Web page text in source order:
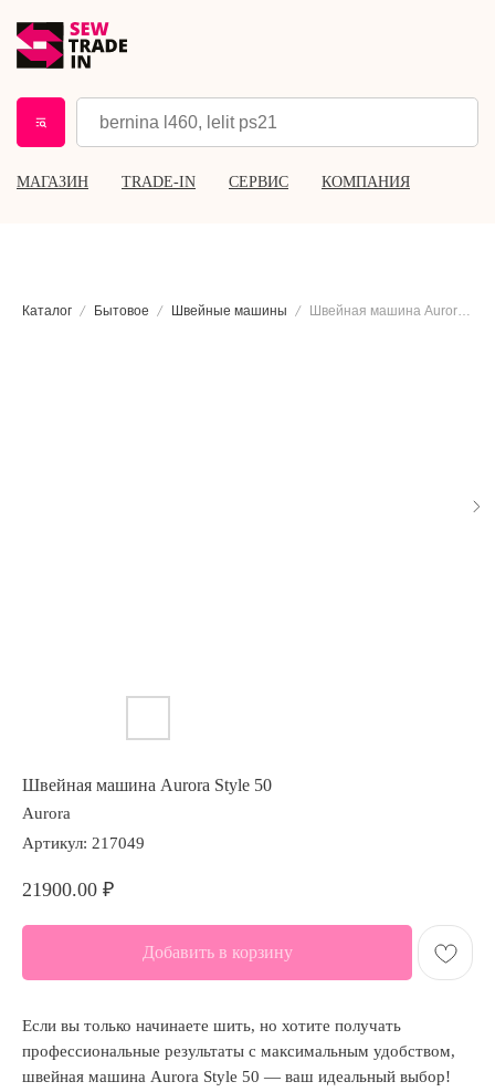
МАГАЗИН TRADE-IN СЕРВИС КОМПАНИЯ
Каталог Бытовое Швейные машины Швейная машина Aurora Style 50
Швейная машина Aurora Style 50
Aurora
Артикул: 217049
21900.00 ₽
Добавить в корзину
Если вы только начинаете шить, но хотите получать
профессиональные результаты с максимальным удобством,
швейная машина Aurora Style 50 — ваш идеальный выбор!